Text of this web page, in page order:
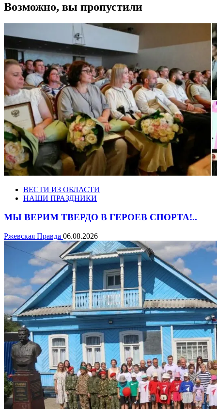
Возможно, вы пропустили
ВЕСТИ ИЗ ОБЛАСТИ
НАШИ ПРАЗДНИКИ
МЫ ВЕРИМ ТВЕРДО В ГЕРОЕВ СПОРТА!..
Ржевская Правда 06.08.2026